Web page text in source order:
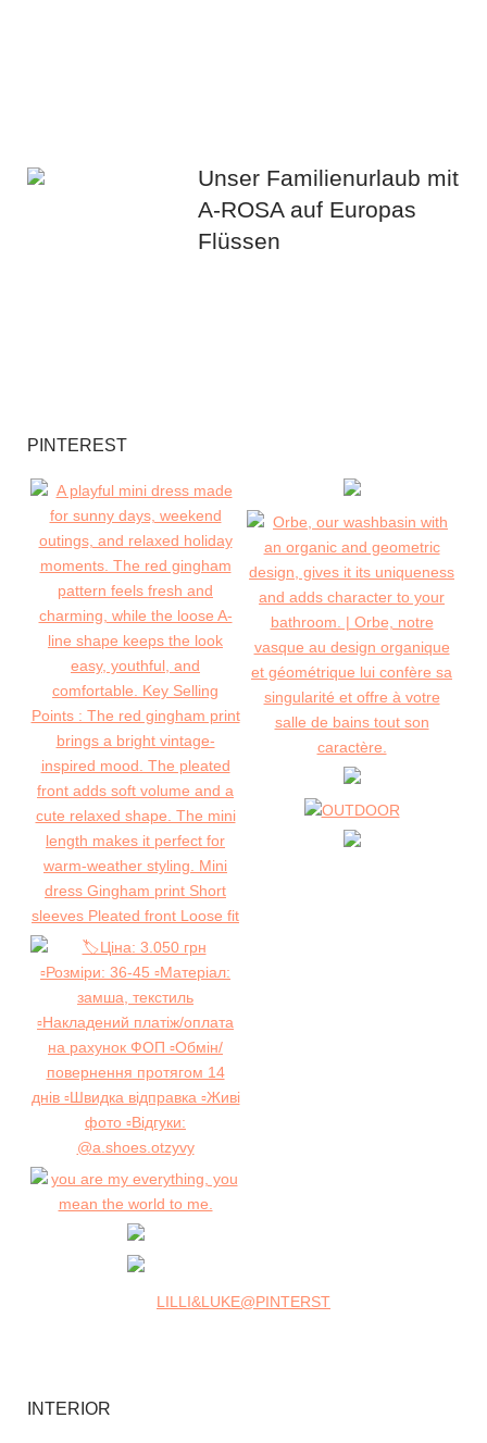
Unser Familienurlaub mit
A-ROSA auf Europas
Flüssen
PINTEREST
LILLI&LUKE@PINTERST
INTERIOR